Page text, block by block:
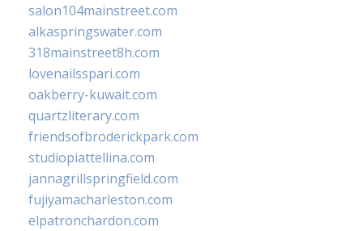
salon104mainstreet.com
alkaspringswater.com
318mainstreet8h.com
lovenailsspari.com
oakberry-kuwait.com
quartzliterary.com
friendsofbroderickpark.com
studiopiattellina.com
jannagrillspringfield.com
fujiyamacharleston.com
elpatronchardon.com